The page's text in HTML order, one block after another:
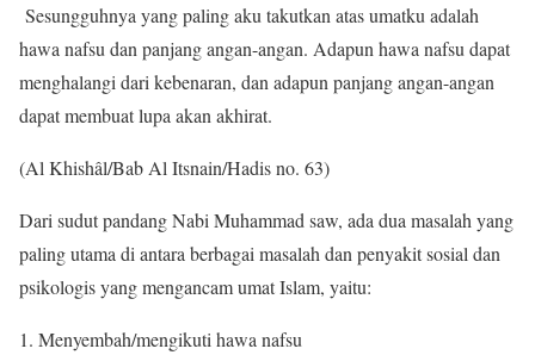
Sesungguhnya yang paling aku takutkan atas umatku adalah
hawa nafsu dan panjang angan-angan. Adapun hawa nafsu dapat
menghalangi dari kebenaran, dan adapun panjang angan-angan
dapat membuat lupa akan akhirat.
(Al Khishâl/Bab Al Itsnain/Hadis no. 63)
Dari sudut pandang Nabi Muhammad saw, ada dua masalah yang
paling utama di antara berbagai masalah dan penyakit sosial dan
psikologis yang mengancam umat Islam, yaitu:
1. Menyembah/mengikuti hawa nafsu